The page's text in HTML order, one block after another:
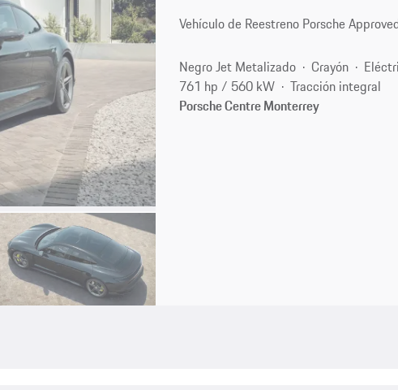
Vehículo de Reestreno Porsche
Negro Jet Metalizado Crayón
761 hp / 560 kW
Tracción integral
Porsche Centre Monterrey